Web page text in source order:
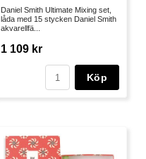
Daniel Smith Ultimate Mixing set,
låda med 15 stycken Daniel Smith
akvarellfä...
1 109 kr
Köp